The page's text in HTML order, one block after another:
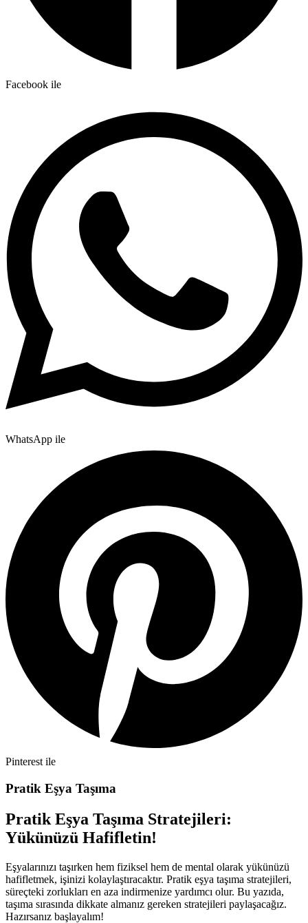
Facebook ile
WhatsApp ile
Pinterest ile
Pratik Eşya Taşıma
Pratik Eşya Taşıma Stratejileri:
Yükünüzü Hafifletin!
Eşyalarınızı taşırken hem fiziksel hem de mental olarak yükünüzü
hafifletmek, işinizi kolaylaştıracaktır. Pratik eşya taşıma stratejileri,
süreçteki zorlukları en aza indirmenize yardımcı olur. Bu yazıda,
taşıma sırasında dikkate almanız gereken stratejileri paylaşacağız.
Hazırsanız başlayalım!